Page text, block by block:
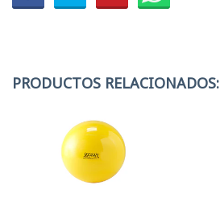
PRODUCTOS RELACIONADOS: